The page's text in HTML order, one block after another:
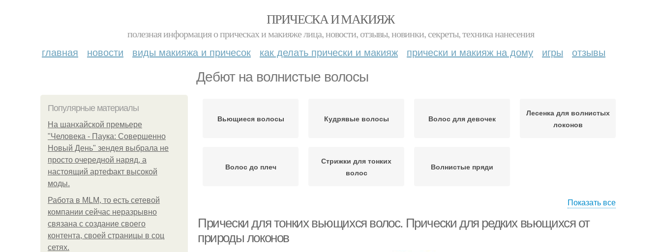
ПРИЧЕСКА И МАКИЯЖ
полезная информация о прическах и макияже лица, новости, отзывы, новинки, секреты, техника нанесения
главная новости виды макияжа и причесок как делать прически и макияж прически и макияж на дому игры отзывы
Дебют на волнистые волосы
Популярные материалы
На шанхайской премьере
"Человека - Паука: Совершенно
Новый День" зендея выбрала не
просто очередной наряд, а
настоящий артефакт высокой
моды.
Работа в MLM, то есть сетевой
компании сейчас неразрывно
связана с создание своего
контента, своей страницы в соц
сетях.
Вьющиеся волосы Кудрявые волосы Волос для девочек
Лесенка для волнистых
локонов
Волос до плеч
Стрижки для тонких
волос
Волнистые пряди
Показать все
Прически для тонких вьющихся волос. Прически для редких вьющихся от
природы локонов